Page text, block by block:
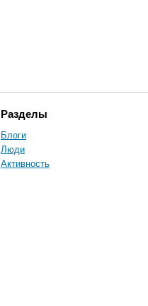
Разделы
Блоги
Люди
Активность